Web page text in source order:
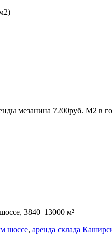
мезанина 7200руб. М2 в
3840–13000 м²
шоссе, аренда склада